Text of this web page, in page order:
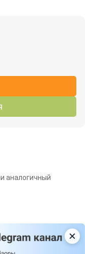
аналогичный